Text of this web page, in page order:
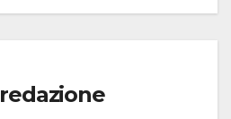
redazione